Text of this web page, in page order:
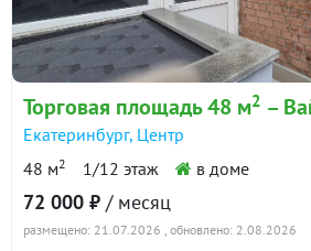
Торговая площадь 48 м2 –
Екатеринбург, Центр
48 м2 1/12 этаж в доме
72 000 ₽ / месяц
размещено: 21.07.2026 , обновлено: 2.08.2026